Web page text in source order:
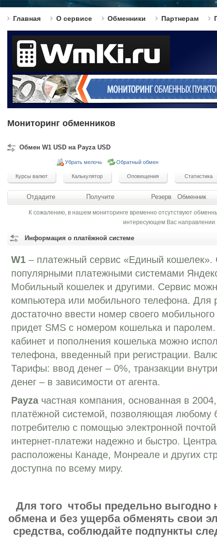
Главная О сервисе Обменники Партнерам
Мониторинг обменников
Обмен W1 USD на Payza USD
Убрать мелочь Обратный обмен
Отдадите Получите Резерв Обменник
К сожалению, в нашем мониторинге временно отсутствуют
интересующем Вас направлении.
Информация о платёжной системе
W1 – платежный сервис «Единый кошелек».
популярными платежными системами
Мобильный кошелек и другими. Сервис
компьютера или мобильного телефона. Для
достаточно ввести номер своего
придет SMS с номером кошелька и
кабинет и пополнения кошелька можно
телефона, введенный при регистрации.
Тарифы: ввод денег – 0%, транзакции
денег – в зависимости от агента.
Payzaчастная компания, основанная в
платёжной системой, позволяющая любому
потребителю с помощью электронной
интернет-платежи надежно и быстро.
расположены Канаде, Монреале и других
доступна по всему миру.
Для того чтобы предельно выгодно
обмена и без ущерба обменять свои
средства, соблюдайте подпункты